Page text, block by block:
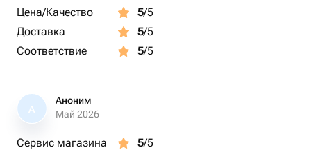
Цена/Качество
5/5
Доставка
5/5
Соответствие
5/5
А
Аноним
Май 2026
Сервис магазина 5/5